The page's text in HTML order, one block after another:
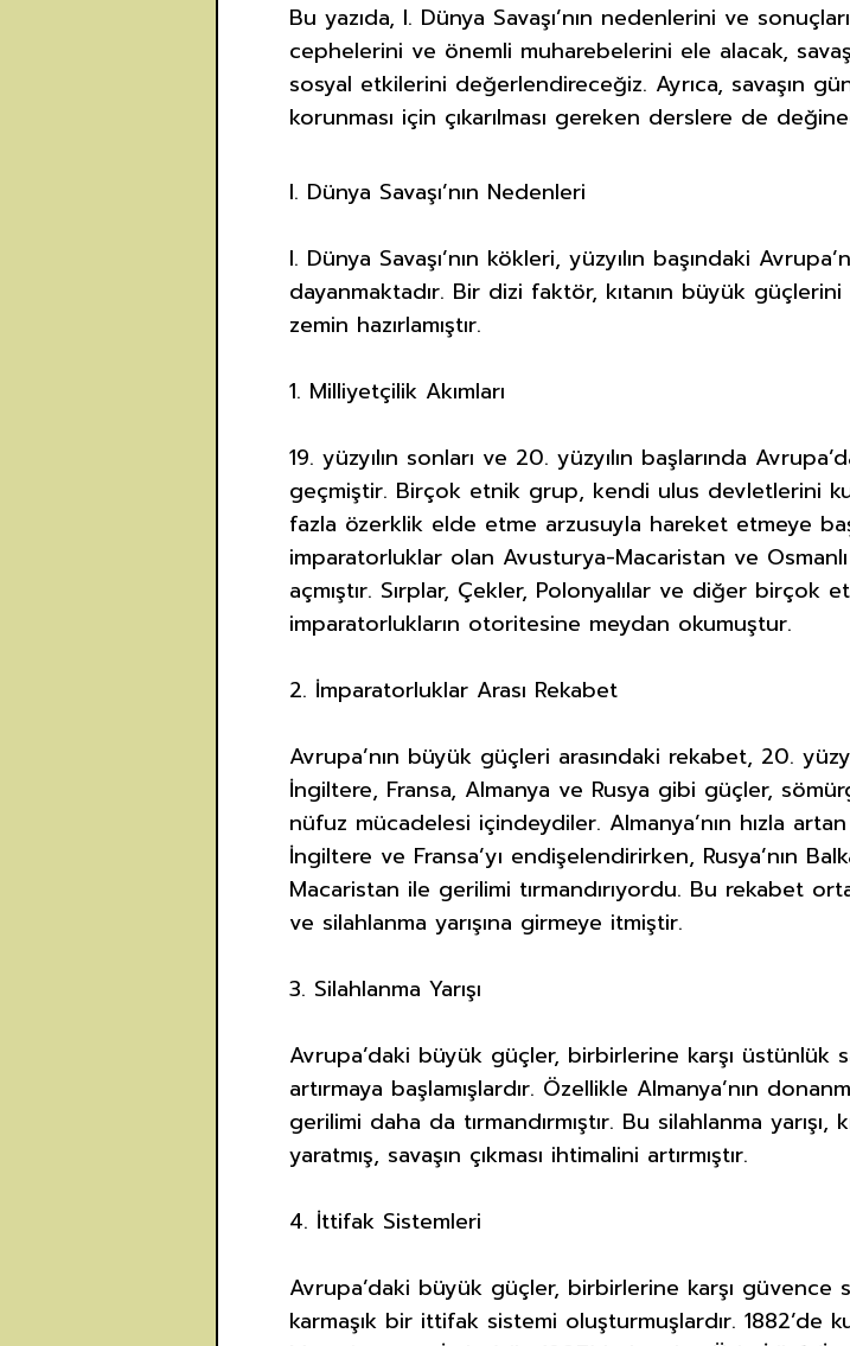
Bu yazıda, I. Dünya Savaşı’nın nedenlerini ve
cephelerini ve önemli muharebelerini ele alacak,
sosyal etkilerini değerlendireceğiz. Ayrıca, savaşın
korunması için çıkarılması gereken derslere de
I. Dünya Savaşı’nın Nedenleri
I. Dünya Savaşı’nın kökleri, yüzyılın başındaki
dayanmaktadır. Bir dizi faktör, kıtanın büyük güçlerini
zemin hazırlamıştır.
1. Milliyetçilik Akımları
19. yüzyılın sonları ve 20. yüzyılın başlarında
geçmiştir. Birçok etnik grup, kendi ulus devletlerini
fazla özerklik elde etme arzusuyla hareket etmeye
imparatorluklar olan Avusturya-Macaristan ve
açmıştır. Sırplar, Çekler, Polonyalılar ve diğer birçok
imparatorlukların otoritesine meydan okumuştur.
2. İmparatorluklar Arası Rekabet
Avrupa’nın büyük güçleri arasındaki rekabet, 20.
İngiltere, Fransa, Almanya ve Rusya gibi güçler,
nüfuz mücadelesi içindeydiler. Almanya’nın hızla
İngiltere ve Fransa’yı endişelendirirken, Rusya’nın
Macaristan ile gerilimi tırmandırıyordu. Bu rekabet
ve silahlanma yarışına girmeye itmiştir.
3. Silahlanma Yarışı
Avrupa’daki büyük güçler, birbirlerine karşı üstünlük
artırmaya başlamışlardır. Özellikle Almanya’nın
gerilimi daha da tırmandırmıştır. Bu silahlanma
yaratmış, savaşın çıkması ihtimalini artırmıştır.
4. İttifak Sistemleri
Avrupa’daki büyük güçler, birbirlerine karşı güvence
karmaşık bir ittifak sistemi oluşturmuşlardır. 1882’de